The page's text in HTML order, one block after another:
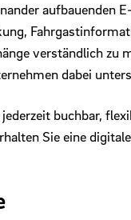
aufbauenden
verständlich zu
dabei
buchbar,
Sie eine